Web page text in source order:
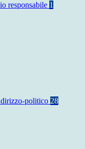
responsabile 1
politico 28